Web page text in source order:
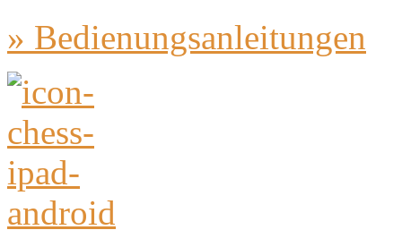
» Bedienungsanleitungen